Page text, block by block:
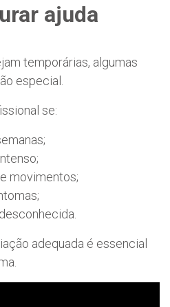
ajuda
temporárias, algumas
especial.
se:
movimentos;
adequada é essencial